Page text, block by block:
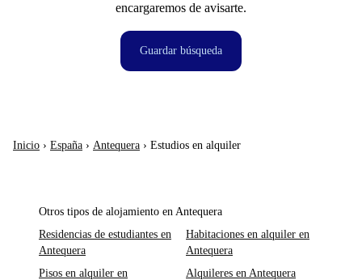
encargaremos de avisarte.
Guardar búsqueda
Inicio › España › Antequera › Estudios en alquiler
Otros tipos de alojamiento en Antequera
Residencias de estudiantes en
Antequera
Habitaciones en alquiler en
Antequera
Pisos en alquiler en
Alquileres en Antequera